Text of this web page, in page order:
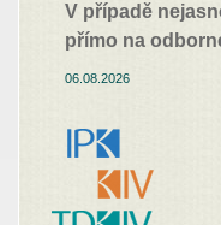
V případě
přímo na
06.08.2026